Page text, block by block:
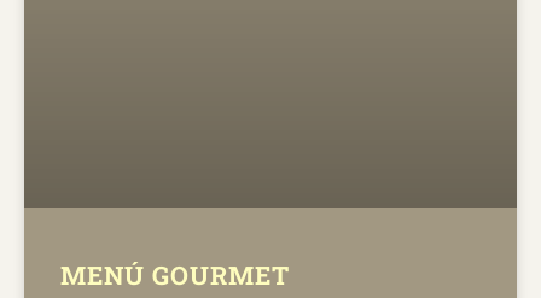
MENÚ GOURMET